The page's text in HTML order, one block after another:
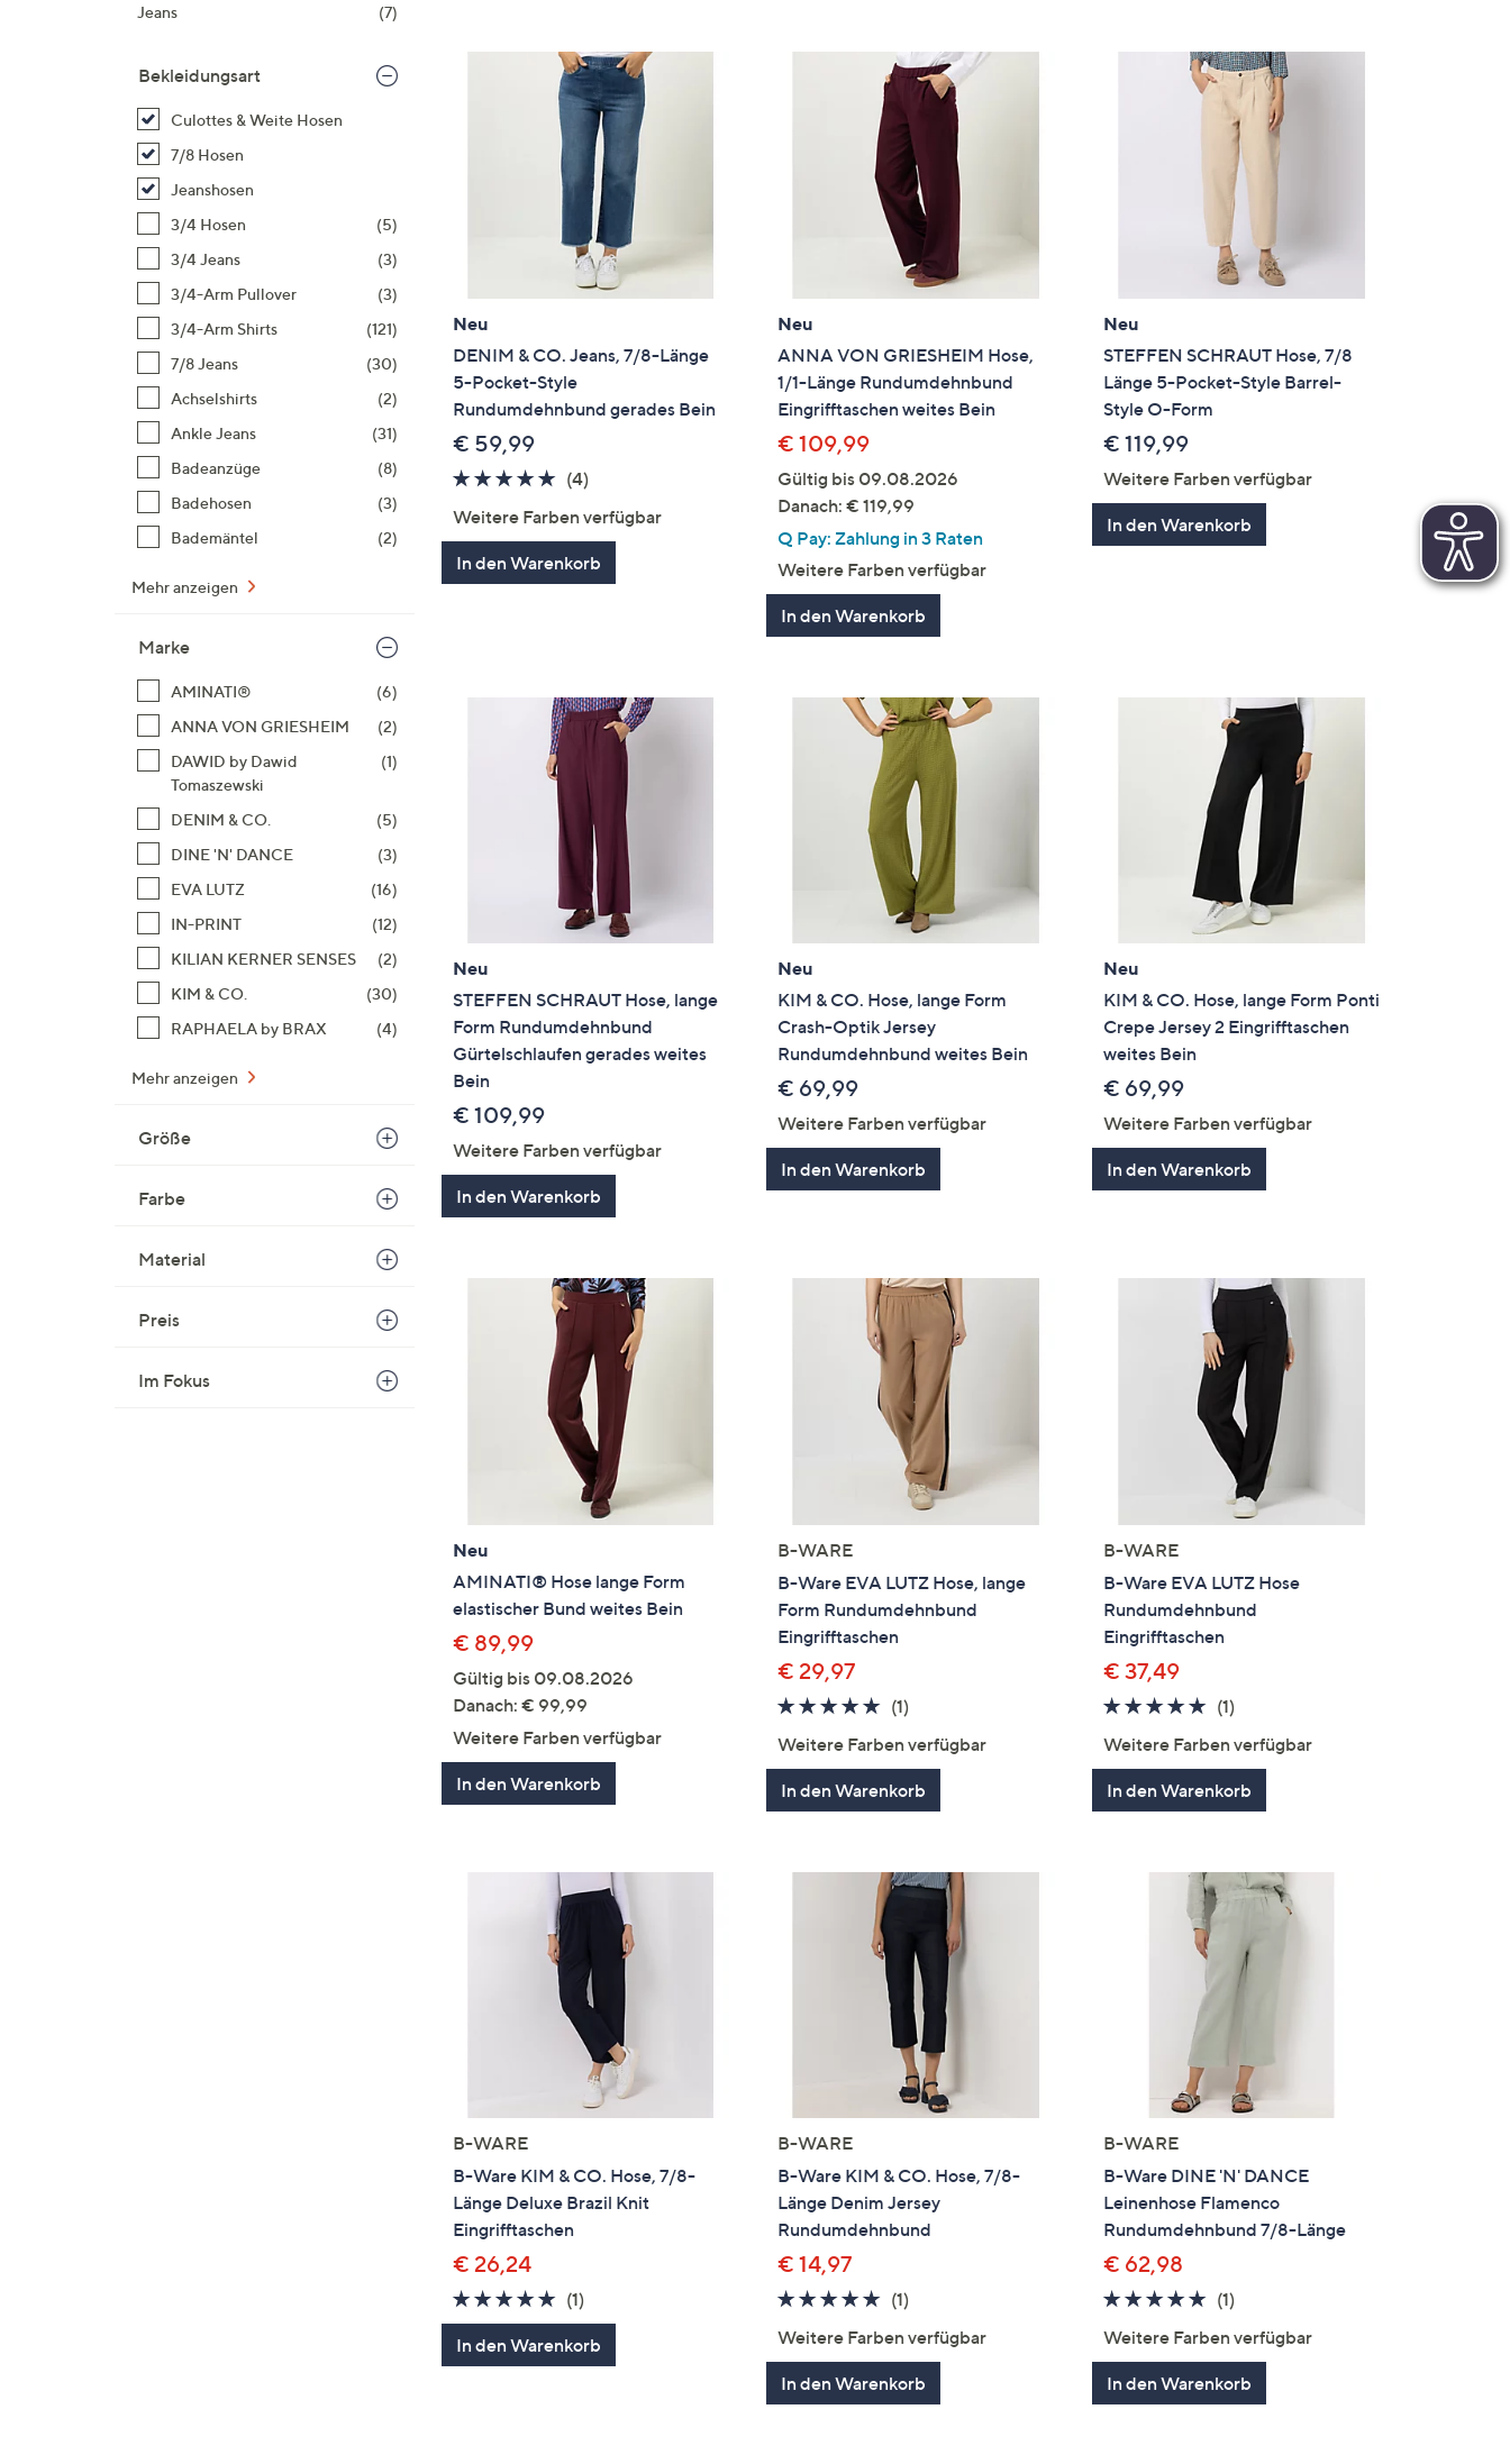
anzuzeigen.
Jeans
(7)
Bekleidungsart
Culottes & Weite Hosen
7/8 Hosen
Jeanshosen
3/4 Hosen
(5)
3/4 Jeans
(3)
3/4-Arm Pullover
(3)
3/4-Arm Shirts
(121)
7/8 Jeans
(30)
Achselshirts
(2)
Ankle Jeans
(31)
Badeanzüge
(8)
Badehosen
(3)
Bademäntel
(2)
Mehr anzeigen
Marke
AMINATI®
(6)
ANNA VON GRIESHEIM
(2)
DAWID by Dawid
Tomaszewski
(1)
DENIM & CO.
(5)
DINE 'N' DANCE
(3)
EVA LUTZ
(16)
IN-PRINT
(12)
KILIAN KERNER SENSES
(2)
KIM & CO.
(30)
RAPHAELA by BRAX
(4)
Mehr anzeigen
Größe
Farbe
Material
Preis
Im Fokus
Neu
DENIM & CO. Jeans, 7/8-Länge
5-Pocket-Style
Rundumdehnbund gerades Bein
€ 59,99
4.8
5
(4)4
Weitere Farben verfügbar
In den Warenkorb
Neu
ANNA VON GRIESHEIM Hose,
1/1-Länge Rundumdehnbund
Eingrifftaschen weites Bein
€ 109,99
Gültig bis 09.08.2026
Danach: € 119,99
Q Pay: Zahlung in 3 Raten
Weitere Farben verfügbar
In den Warenkorb
Neu
STEFFEN SCHRAUT Hose, 7/8
Länge 5-Pocket-Style Barrel-
Style O-Form
€ 119,99
Weitere Farben verfügbar
In den Warenkorb
Neu
STEFFEN SCHRAUT Hose, lange
Form Rundumdehnbund
Gürtelschlaufen gerades weites
Bein
€ 109,99
Weitere Farben verfügbar
In den Warenkorb
Neu
KIM & CO. Hose, lange Form
Crash-Optik Jersey
Rundumdehnbund weites Bein
€ 69,99
Weitere Farben verfügbar
In den Warenkorb
Neu
KIM & CO. Hose, lange Form Ponti
Crepe Jersey 2 Eingrifftaschen
weites Bein
€ 69,99
Weitere Farben verfügbar
In den Warenkorb
Neu
AMINATI® Hose lange Form
elastischer Bund weites Bein
€ 89,99
Gültig bis 09.08.2026
Danach: € 99,99
Weitere Farben verfügbar
In den Warenkorb
B-WARE
B-Ware EVA LUTZ Hose, lange
Form Rundumdehnbund
Eingrifftaschen
€ 29,97
5.0
5
(1)
Weitere Farben verfügbar
In den Warenkorb
B-WARE
B-Ware EVA LUTZ Hose
Rundumdehnbund
Eingrifftaschen
€ 37,49
5.0
5
(1)
Weitere Farben verfügbar
In den Warenkorb
B-WARE
B-Ware KIM & CO. Hose, 7/8-
Länge Deluxe Brazil Knit
Eingrifftaschen
€ 26,24
5.0
von
5
(1)1
Bewertungen
In den Warenkorb
B-WARE
B-Ware KIM & CO. Hose, 7/8-
Länge Denim Jersey
Rundumdehnbund
€ 14,97
5.0
(1)
Weitere Farben verfügbar
In den Warenkorb
B-WARE
B-Ware DINE 'N' DANCE
Leinenhose Flamenco
Rundumdehnbund 7/8-Länge
€ 62,98
5.0
(1)
Weitere Farben verfügbar
In den Warenkorb